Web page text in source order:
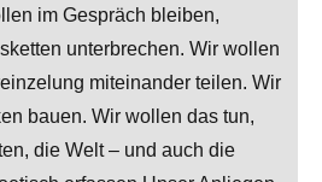
im Gespräch bleiben,
unterbrechen. Wir wollen
miteinander teilen. Wir
bauen. Wir wollen das tun,
die Welt – und auch die